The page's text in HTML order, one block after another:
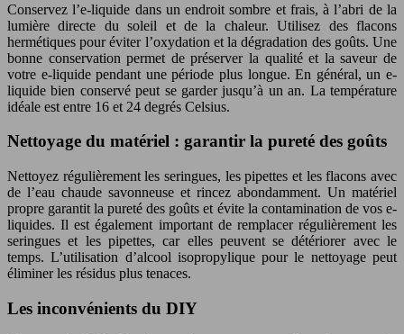
Conservez l’e-liquide dans un endroit sombre et frais, à l’abri de la
lumière directe du soleil et de la chaleur. Utilisez des flacons
hermétiques pour éviter l’oxydation et la dégradation des goûts. Une
bonne conservation permet de préserver la qualité et la saveur de
votre e-liquide pendant une période plus longue. En général, un e-
liquide bien conservé peut se garder jusqu’à un an. La température
idéale est entre 16 et 24 degrés Celsius.
Nettoyage du matériel : garantir la pureté des goûts
Nettoyez régulièrement les seringues, les pipettes et les flacons avec
de l’eau chaude savonneuse et rincez abondamment. Un matériel
propre garantit la pureté des goûts et évite la contamination de vos e-
liquides. Il est également important de remplacer régulièrement les
seringues et les pipettes, car elles peuvent se détériorer avec le
temps. L’utilisation d’alcool isopropylique pour le nettoyage peut
éliminer les résidus plus tenaces.
Les inconvénients du DIY